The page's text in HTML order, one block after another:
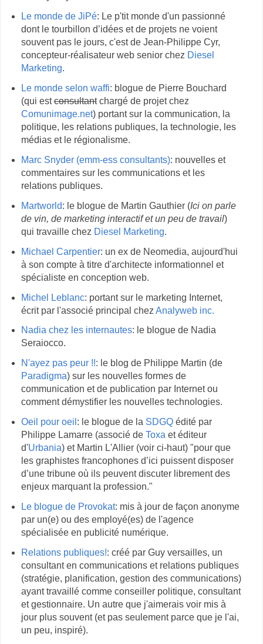
Le monde de JiPé: Le p'tit monde d'un passionné
dont le tourbillon d’idées et de projets ne voient
souvent pas le jours, c'est de Jean-Philippe Cyr,
concepteur-réalisateur web senior chez Diesel
Marketing.
Le monde selon waffi: blogue de Pierre Bouchard
(qui estconsultantchargé de projet chez
Comunimage.net) portant sur la communication, la
politique, les relations publiques, la technologie, les
médias et le régionalisme.
Marc Snyder (emm-ess consultants): nouvelles et
commentaires sur les communications et les
relations publiques.
Martworld: le blogue de Martin Gauthier (Ici on parle
de vin, de marketing interactif et un peu de travail)
qui travaille chez Diesel Marketing.
Michael Carpentier: un ex de Neomedia, aujourd'hui
à son compte à titre d'architecte informationnel et
spécialiste en conception web.
Michel Leblanc: portant sur le marketing Internet,
écrit par l'associé principal chez Analyweb inc.
Nadia chez les internautes: le blogue de Nadia
Seraiocco.
N'ayez pas peur !!: le blog de Philippe Martin (de
Paradigma) sur les nouvelles formes de
communication et de publication par Internet ou
comment démystifier les nouvelles technologies.
Oeil pour oeil : le blogue de la SDGQédité par
Philippe Lamarre (associé de Toxa et éditeur
d'Urbania) et Martin L'Allier (voir ci-haut) "pour que
les graphistes francophones d’ici puissent disposer
d’une tribune où ils peuvent discuter librement des
enjeux marquant la profession."
Le blogue de Provokat: mis à jour de façon anonyme
par un(e) ou des employé(es) de l'agence
spécialisée en publicité numérique.
Relations publiques!: créé par Guy versailles, un
consultant en communications et relations publiques
(stratégie, planification, gestion des communications)
ayant travaillé comme conseiller politique, consultant
et gestionnaire. Un autre que j'aimerais voir mis à
jour plus souvent (et pas seulement parce que je l'ai,
un peu, inspiré).